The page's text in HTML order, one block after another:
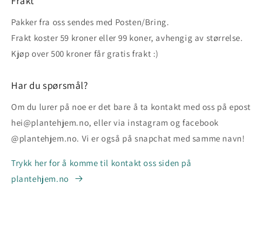
Pakker fra oss sendes med Posten/Bring.
Frakt koster 59 kroner eller 99 koner, avhengig av størrelse.
Kjøp over 500 kroner får gratis frakt :)
Har du spørsmål?
Om du lurer på noe er det bare å ta kontakt med oss på epost
hei@plantehjem.no, eller via instagram og facebook
@plantehjem.no. Vi er også på snapchat med samme navn!
Trykk her for å komme til kontakt oss siden på
plantehjem.no